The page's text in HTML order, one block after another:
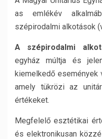
as emlékév
szépirodalmi alkotások
A szépirodalmi
egyház múltja és
kiemelkedő események
amely tükrözi az
értékeket.
Megfelelő esztétikai
és elektronikusan